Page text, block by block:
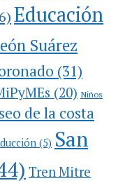
Educación
Suárez
(31)
(20) Niños
de la costa
(5) San
Tren Mitre